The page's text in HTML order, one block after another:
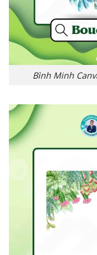
Bình Minh